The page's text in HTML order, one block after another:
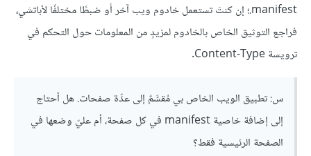
‎.manifest؛ إن كنتَ تستعمل خادوم ويب آخر أو ضبطًا مختلفًا لأباتشي،
فراجع التوثيق الخاص بالخادوم لمزيدٍ من المعلومات حول التحكم في
ترويسة Content-Type.
س: تطبيق الويب الخاص بي مُقسَّمٌ إلى عدِّة صفحات. هل أحتاج
إلى إضافة خاصية manifest في كل صفحة، أم عليّ وضعها في
الصفحة الرئيسية فقط؟